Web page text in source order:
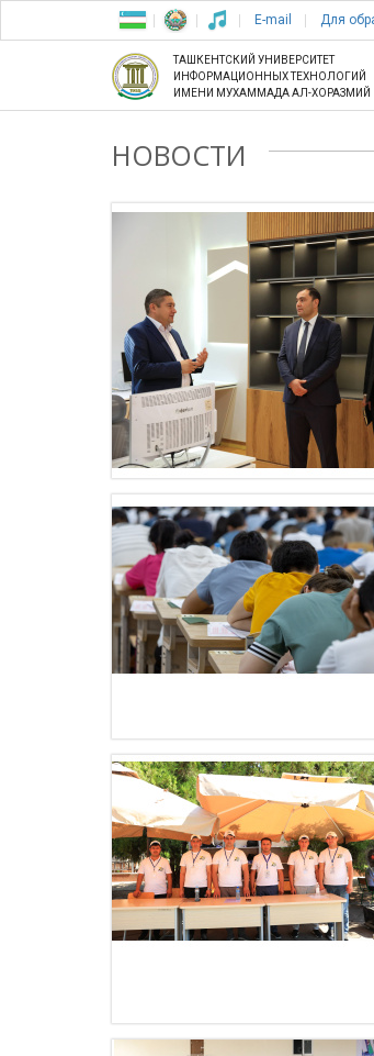
E-mail Для
ТАШКЕНТСКИЙ УНИВЕРСИТЕТ
ИНФОРМАЦИОННЫХ ТЕХНОЛОГИЙ
ИМЕНИ МУХАММАДА АЛ-ХОРАЗМИЙ
НОВОСТИ